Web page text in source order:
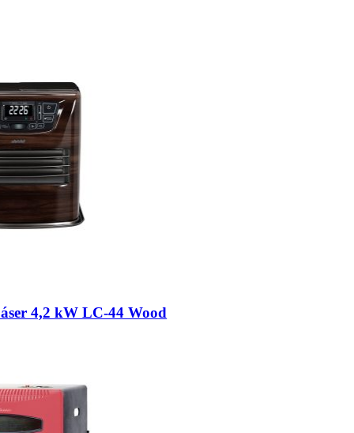
4,2 kW LC-44 Wood